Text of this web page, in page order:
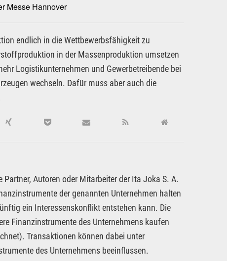
Messe Hannover
endlich in die Wettbewerbsfähigkeit zu
in der Massenproduktion umsetzen
Logistikunternehmen und Gewerbetreibende bei
wechseln. Dafür muss aber auch die
Autoren oder Mitarbeiter der Ita Joka S. A.
der genannten Unternehmen halten
ein Interessenskonflikt entstehen kann. Die
Finanzinstrumente des Unternehmens kaufen
Transaktionen können dabei unter
des Unternehmens beeinflussen.